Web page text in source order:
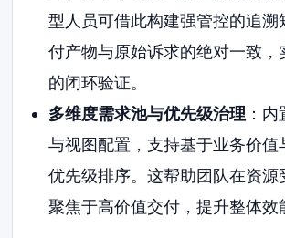
型人员可借此构建强管控的追溯
付产物与原始诉求的绝对一致，
的闭环验证。
多维度需求池与优先级治理 ：
与视图配置，支持基于业务价值
优先级排序。这帮助团队在资源
聚焦于高价值交付，提升整体效